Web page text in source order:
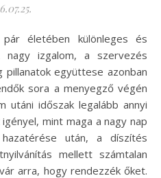
nagy izgalom, a szervezés
együttese azonban
sora a menyegző végén
utáni időszak legalább annyi
mint maga a nagy nap
után, a díszítés
mellett számtalan
arra, hogy rendezzék őket.